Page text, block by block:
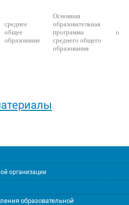
среднее
общее
образование
Основная
образовательная
программа
среднего общего
образования
организации
образовательной